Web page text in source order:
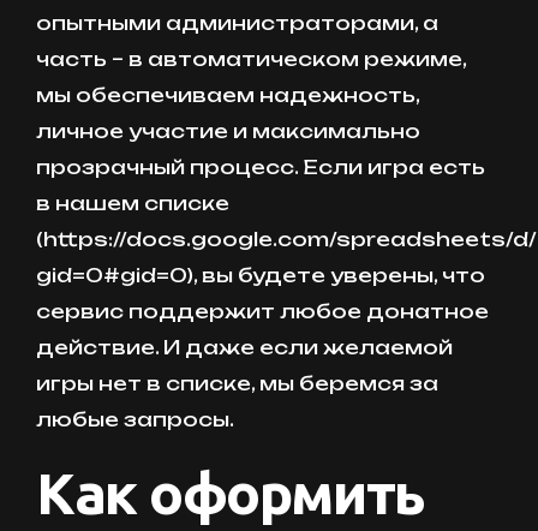
опытными администраторами, а
часть – в автоматическом режиме,
мы обеспечиваем надежность,
личное участие и максимально
прозрачный процесс. Если игра есть
в нашем списке
(https://docs.google.com/spreadsheets/d/
gid=0#gid=0), вы будете уверены, что
сервис поддержит любое донатное
действие. И даже если желаемой
игры нет в списке, мы беремся за
любые запросы.
Как оформить